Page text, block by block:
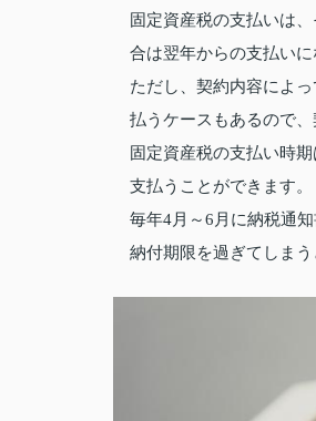
固定資産税の支払いは
合は翌年からの支払いに
ただし、契約内容によ
払うケースもあるので
固定資産税の支払い時
支払うことができます。
毎年4月～6月に納税通
納付期限を過ぎてしま